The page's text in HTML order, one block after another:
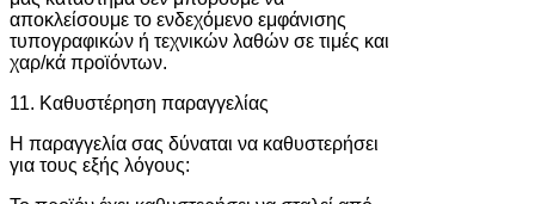
αποκλείσουμε το ενδεχόμενο εμφάνισης
τυπογραφικών ή τεχνικών λαθών σε τιμές και
χαρ/κά προϊόντων.
11. Καθυστέρηση παραγγελίας
Η παραγγελία σας δύναται να καθυστερήσει
για τους εξής λόγους: